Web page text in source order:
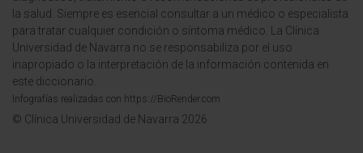
la salud. Siempre es esencial consultar a un médico o especialista
para tratar cualquier condición o síntoma médico. La Clínica
Universidad de Navarra no se responsabiliza por el uso
inapropiado o la interpretación de la información contenida en
este diccionario.
Infografías realizadas con https://BioRender.com
© Clínica Universidad de Navarra 2026